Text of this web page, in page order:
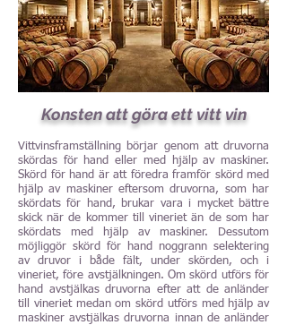
Konsten att göra ett vitt vin
Vittvinsframställning börjar genom att druvorna
skördas för hand eller med hjälp av maskiner.
Skörd för hand är att föredra framför skörd med
hjälp av maskiner eftersom druvorna, som har
skördats för hand, brukar vara i mycket bättre
skick när de kommer till vineriet än de som har
skördats med hjälp av maskiner. Dessutom
möjliggör skörd för hand noggrann selektering
av druvor i både fält, under skörden, och i
vineriet, före avstjälkningen. Om skörd utförs för
hand avstjälkas druvorna efter att de anländer
till vineriet medan om skörd utförs med hjälp av
maskiner avstjälkas druvorna innan de anländer